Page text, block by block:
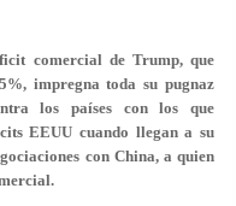
comercial de Trump, que
impregna toda su pugnaz
los países con los que
EEUU cuando llegan a su
con China, a quien